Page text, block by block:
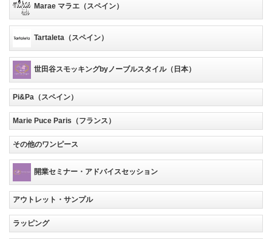
Marae マラエ（スペイン）
Tartaleta（スペイン）
世田谷スモッキングbyノーブルスタイル（日本）
Pi&Pa（スペイン）
Marie Puce Paris（フランス）
その他のワンピース
開業セミナー・アドバイスセッション
アウトレット・サンプル
ラッピング